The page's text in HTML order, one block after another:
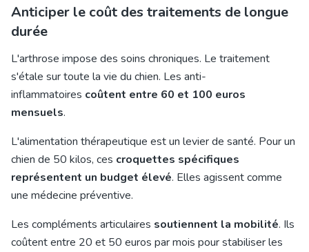
Anticiper le coût des traitements de longue
durée
L'arthrose impose des soins chroniques. Le traitement
s'étale sur toute la vie du chien. Les anti-
inflammatoires coûtent entre 60 et 100 euros
mensuels.
L'alimentation thérapeutique est un levier de santé. Pour un
chien de 50 kilos, ces croquettes spécifiques
représentent un budget élevé. Elles agissent comme
une médecine préventive.
Les compléments articulaires soutiennent la mobilité. Ils
coûtent entre 20 et 50 euros par mois pour stabiliser les